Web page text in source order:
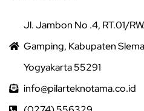
Jl. Jambon No .4, RT.01/
Gamping, Kabupaten
Yogyakarta 55291
info@pilarteknotama.co.id